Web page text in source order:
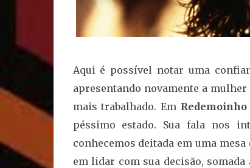
Aqui é possível notar uma
apresentando novamente a
mais trabalhado. Em Redemoinho
péssimo estado. Sua fala nos
conhecemos deitada em uma
em lidar com sua decisão,